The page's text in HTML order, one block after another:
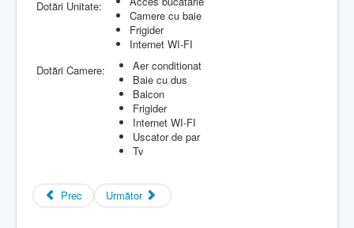
Dotări Unitate:
Camere cu baie
Frigider
Internet WI-FI
Dotări Camere:
Aer conditionat
Baie cu dus
Balcon
Frigider
Internet WI-FI
Uscator de par
Tv
Prec Următor